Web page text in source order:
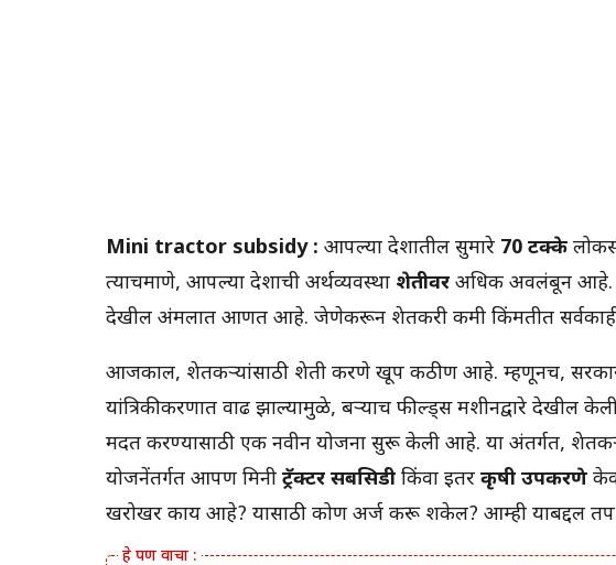
Mini tractor subsidy : आपल्या देशातील सुमारे 70 टक्के
त्याचप्रमाणे, आपल्या देशाची अर्थव्यवस्था शेतीवर अधिक अवलंबून आहे.
देखील अंमलात आणत आहे. जेणेकरून शेतकरी कमी किंमतीत सर्वकाही
आजकाल, शेतकऱ्यांसाठी शेती करणे खूप कठीण आहे. म्हणूनच, सरकार
यांत्रिकीकरणात वाढ झाल्यामुळे, बर्‍याच फील्ड्स मशीनद्वारे देखील
मदत करण्यासाठी एक नवीन योजना सुरू केली आहे. या अंतर्गत,
योजनेंतर्गत आपण मिनी ट्रॅक्टर सबसिडी किंवा इतर कृषी उपकरणे
खरोखर काय आहे? यासाठी कोण अर्ज करू शकेल? आम्ही याबद्दल